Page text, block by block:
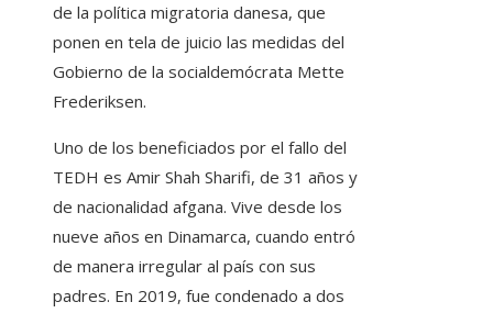
de la política migratoria danesa, que
ponen en tela de juicio las medidas del
Gobierno de la socialdemócrata Mette
Frederiksen.
Uno de los beneficiados por el fallo del
TEDH es Amir Shah Sharifi, de 31 años y
de nacionalidad afgana. Vive desde los
nueve años en Dinamarca, cuando entró
de manera irregular al país con sus
padres. En 2019, fue condenado a dos